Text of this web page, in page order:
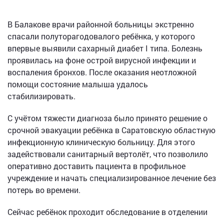
В Балакове врачи районной больницы экстренно
спасали полуторагодовалого ребёнка, у которого
впервые выявили сахарный диабет I типа. Болезнь
проявилась на фоне острой вирусной инфекции и
воспаления бронхов. После оказания неотложной
помощи состояние малыша удалось
стабилизировать.
С учётом тяжести диагноза было принято решение о
срочной эвакуации ребёнка в Саратовскую областную
инфекционную клиническую больницу. Для этого
задействовали санитарный вертолёт, что позволило
оперативно доставить пациента в профильное
учреждение и начать специализированное лечение без
потерь во времени.
Сейчас ребёнок проходит обследование в отделении